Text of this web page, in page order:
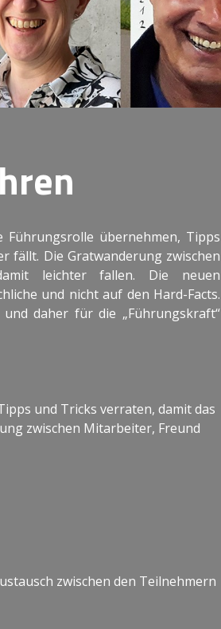
übernehmen, Tipps
fällt. Die Gratwanderung zwischen
leichter fallen. Die neuen
und nicht auf den Hard-Facts.
daher für die „Führungskraft“
und Tricks verraten, damit das
zwischen Mitarbeiter, Freund
zwischen den Teilnehmern